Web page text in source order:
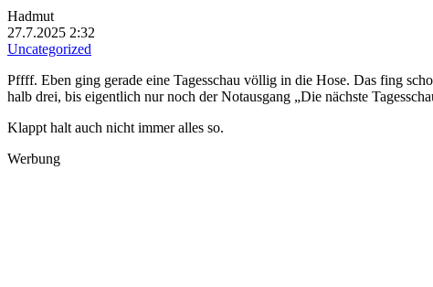
Hadmut
27.7.2025 2:32
Uncategorized
Pffff. Eben ging gerade eine Tagesschau völlig in die Hose. Das fing
halb drei, bis eigentlich nur noch der Notausgang „Die nächste
Klappt halt auch nicht immer alles so.
Werbung